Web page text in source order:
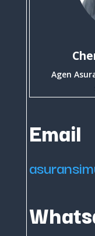
Agen
Email